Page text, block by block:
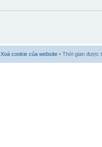
Xoá cookie của website • Thời gian được